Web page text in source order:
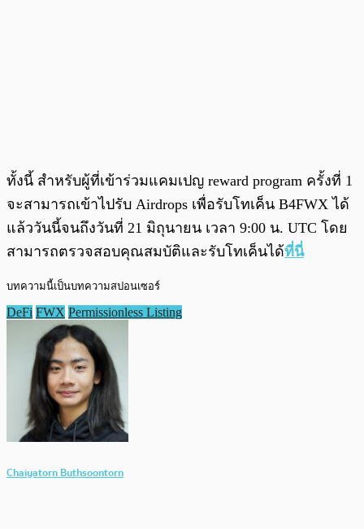
ทั้งนี้ สำหรับผู้ที่เข้าร่วมแคมเปญ reward program ครั้งที่ 1
จะสามารถเข้าไปรับ Airdrops เพื่อรับโทเค็น B4FWX ได้
แล้ววันนี้จนถึงวันที่ 21 มิถุนายน เวลา 9:00 น. UTC โดย
สามารถตรวจสอบคุณสมบัติและรับโทเค็นได้ที่นี่
บทความนี้เป็นบทความสปอนเซอร์
DeFi FWX Permissionless Listing
Chaiyatorn Buthsoontorn